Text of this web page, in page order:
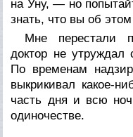
на Уну, — но
знать, что вы об
Мне перестали
доктор не
По временам
выкрикивал какое-
часть дня и всю
одиночестве.